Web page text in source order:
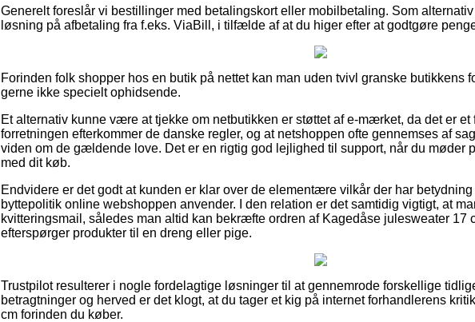
Generelt foreslår vi bestillinger med betalingskort eller mobilbetaling. Som
løsning på afbetaling fra f.eks. ViaBill, i tilfælde af at du higer efter at godtgøre
Forinden folk shopper hos en butik på nettet kan man uden tvivl granske butikkens
gerne ikke specielt ophidsende.
Et alternativ kunne være at tjekke om netbutikken er støttet af e-mærket, da det er et
forretningen efterkommer de danske regler, og at netshoppen ofte gennemses af
viden om de gældende love. Det er en rigtig god lejlighed til support, når du møder
med dit køb.
Endvidere er det godt at kunden er klar over de elementære vilkår der har
byttepolitik online webshoppen anvender. I den relation er det samtidig vigtigt, at
kvitteringsmail, således man altid kan bekræfte ordren af Kagedåse julesweater 17
efterspørger produkter til en dreng eller pige.
Trustpilot resulterer i nogle fordelagtige løsninger til at gennemrode forskellige
betragtninger og herved er det klogt, at du tager et kig på internet forhandlerens
cm forinden du køber.